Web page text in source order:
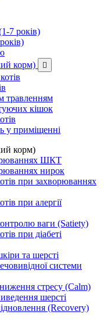
7 років)
корм)

травленням
кішок
у приміщенні
корм)
ШКТ
нирок
при захворюваннях
при алергії
ваги (Satiety)
при діабеті
та шерсті
системи
стресу (Calm)
шерсті
(Recovery)